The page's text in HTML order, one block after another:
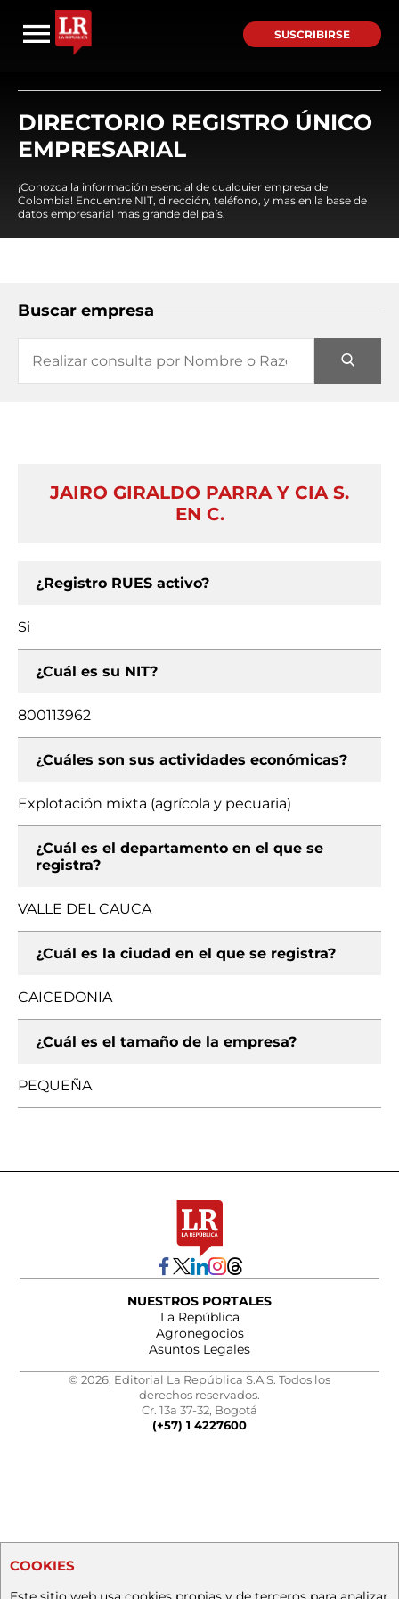
SUSCRIBIRSE
DIRECTORIO REGISTRO ÚNICO
EMPRESARIAL
¡Conozca la información esencial de cualquier empresa de
Colombia! Encuentre NIT, dirección, teléfono, y mas en la base de
datos empresarial mas grande del país.
Buscar empresa
JAIRO GIRALDO PARRA Y CIA S.
EN C.
¿Registro RUES activo?
Si
¿Cuál es su NIT?
800113962
¿Cuáles son sus actividades económicas?
Explotación mixta (agrícola y pecuaria)
¿Cuál es el departamento en el que se
registra?
VALLE DEL CAUCA
¿Cuál es la ciudad en el que se registra?
CAICEDONIA
¿Cuál es el tamaño de la empresa?
PEQUEÑA
NUESTROS PORTALES
La República
Agronegocios
Asuntos Legales
© 2026, Editorial La República S.A.S. Todos los
derechos reservados.
Cr. 13a 37-32, Bogotá
(+57) 1 4227600
COOKIES